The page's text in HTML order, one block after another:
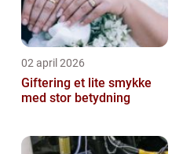
02 april 2026
Giftering et lite smykke
med stor betydning